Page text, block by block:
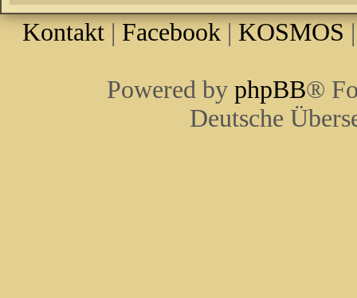
Kontakt | Facebook | KOSMOS
Powered by phpBB®
Deutsche